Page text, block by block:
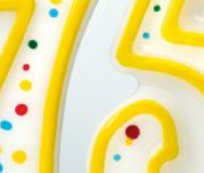
språkpolisen